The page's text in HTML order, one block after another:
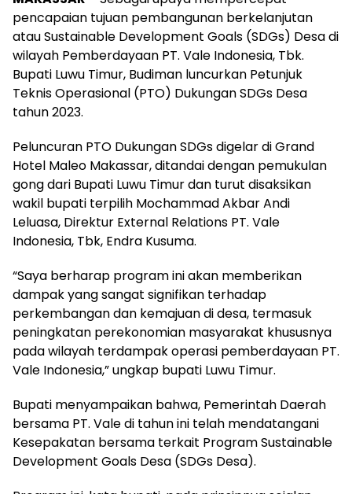
pencapaian tujuan pembangunan berkelanjutan
atau Sustainable Development Goals (SDGs) Desa di
wilayah Pemberdayaan PT. Vale Indonesia, Tbk.
Bupati Luwu Timur, Budiman luncurkan Petunjuk
Teknis Operasional (PTO) Dukungan SDGs Desa
tahun 2023.
Peluncuran PTO Dukungan SDGs digelar di Grand
Hotel Maleo Makassar, ditandai dengan pemukulan
gong dari Bupati Luwu Timur dan turut disaksikan
wakil bupati terpilih Mochammad Akbar Andi
Leluasa, Direktur External Relations PT. Vale
Indonesia, Tbk, Endra Kusuma.
“Saya berharap program ini akan memberikan
dampak yang sangat signifikan terhadap
perkembangan dan kemajuan di desa, termasuk
peningkatan perekonomian masyarakat khususnya
pada wilayah terdampak operasi pemberdayaan PT.
Vale Indonesia,” ungkap bupati Luwu Timur.
Bupati menyampaikan bahwa, Pemerintah Daerah
bersama PT. Vale di tahun ini telah mendatangani
Kesepakatan bersama terkait Program Sustainable
Development Goals Desa (SDGs Desa).